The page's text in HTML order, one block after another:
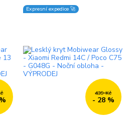
Expresní expedice 🚀
439 Kč
- 28 %